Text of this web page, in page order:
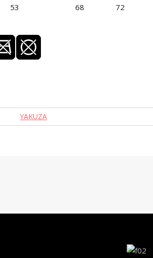
53 68
72
YAKUZA